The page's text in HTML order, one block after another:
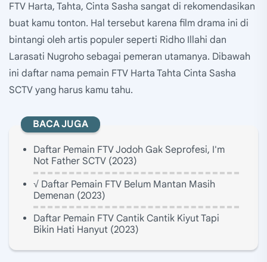
FTV Harta, Tahta, Cinta Sasha sangat di rekomendasikan
buat kamu tonton. Hal tersebut karena film drama ini di
bintangi oleh artis populer seperti Ridho Illahi dan
Larasati Nugroho sebagai pemeran utamanya. Dibawah
ini daftar nama pemain FTV Harta Tahta Cinta Sasha
SCTV yang harus kamu tahu.
BACA JUGA
Daftar Pemain FTV Jodoh Gak Seprofesi, I'm
Not Father SCTV (2023)
√ Daftar Pemain FTV Belum Mantan Masih
Demenan (2023)
Daftar Pemain FTV Cantik Cantik Kiyut Tapi
Bikin Hati Hanyut (2023)